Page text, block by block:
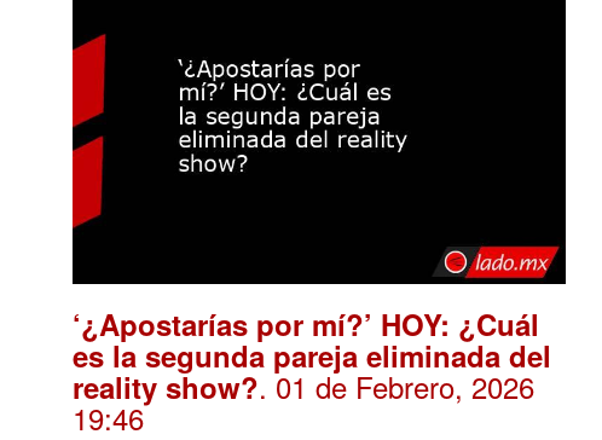
‘¿Apostarías por mí?’ HOY: ¿Cuál
es la segunda pareja eliminada del
reality show?. 01 de Febrero, 2026
19:46